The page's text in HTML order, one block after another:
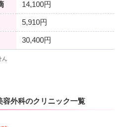
14,100円
5,910円
30,400円
ん
外科のクリニック一覧